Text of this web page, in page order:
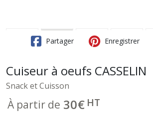
Partager Enregistrer
Cuiseur à oeufs CASSELIN
Snack et Cuisson
À partir de 30€ HT